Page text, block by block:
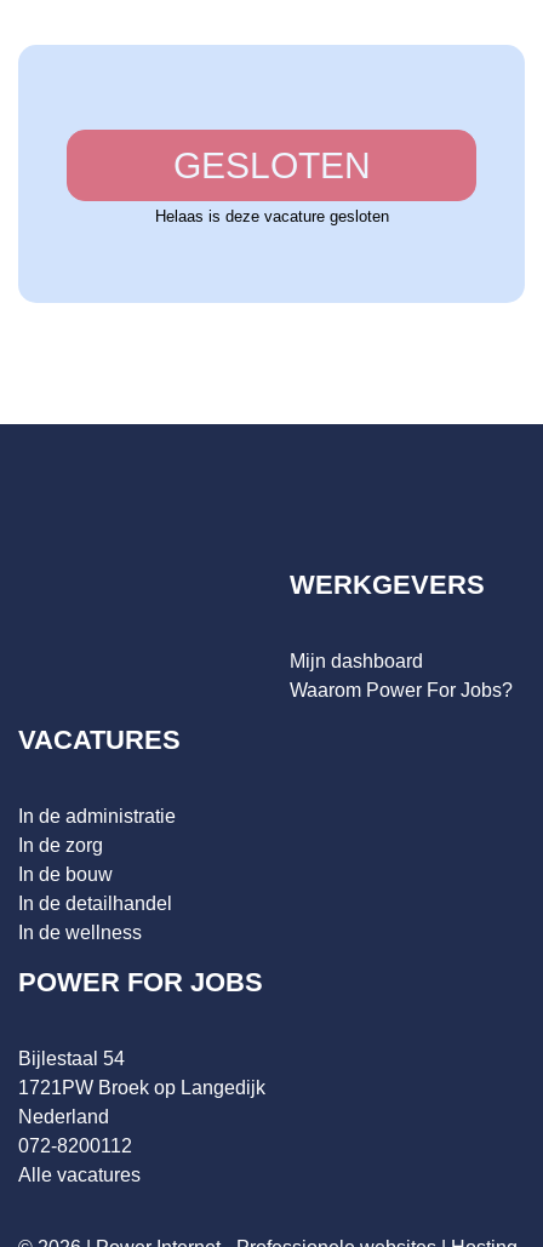
GESLOTEN
Helaas is deze vacature gesloten
WERKGEVERS
Mijn dashboard
Waarom Power For Jobs?
VACATURES
In de administratie
In de zorg
In de bouw
In de detailhandel
In de wellness
POWER FOR JOBS
Bijlestaal 54
1721PW Broek op Langedijk
Nederland
072-8200112
Alle vacatures